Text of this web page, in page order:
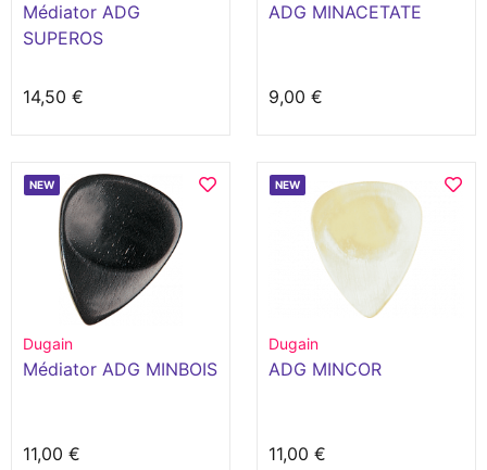
Médiator ADG
SUPEROS
14,50 €
ADG MINACETATE
9,00 €
NEW
Dugain
Médiator ADG MINBOIS
11,00 €
NEW
Dugain
ADG MINCOR
11,00 €